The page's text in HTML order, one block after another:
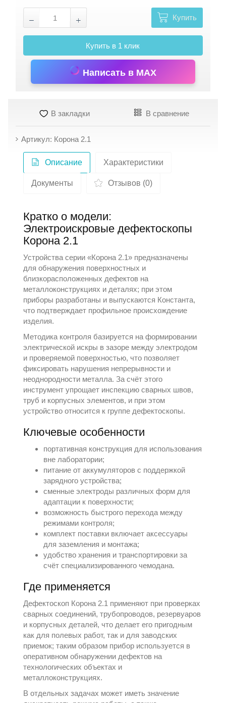
Купить
Купить в 1 клик
Написать в MAX
В закладки В сравнение
Артикул: Корона 2.1
Описание Характеристики
Документы Отзывов (0)
Кратко о модели:
Электроискровые дефектоскопы
Корона 2.1
Устройства серии «Корона 2.1» предназначены
для обнаружения поверхностных и
близкорасположенных дефектов на
металлоконструкциях и деталях; при этом
приборы разработаны и выпускаются Константа,
что подтверждает профильное происхождение
изделия.
Методика контроля базируется на формировании
электрической искры в зазоре между электродом
и проверяемой поверхностью, что позволяет
фиксировать нарушения непрерывности и
неоднородности металла. За счёт этого
инструмент упрощает инспекцию сварных швов,
труб и корпусных элементов, и при этом
устройство относится к группе дефектоскопы.
Ключевые особенности
портативная конструкция для использования
вне лаборатории;
питание от аккумуляторов с поддержкой
зарядного устройства;
сменные электроды различных форм для
адаптации к поверхности;
возможность быстрого перехода между
режимами контроля;
комплект поставки включает аксессуары
для заземления и монтажа;
удобство хранения и транспортировки за
счёт специализированного чемодана.
Где применяется
Дефектоскоп Корона 2.1 применяют при проверках
сварных соединений, трубопроводов, резервуаров
и корпусных деталей, что делает его пригодным
как для полевых работ, так и для заводских
приемок; таким образом прибор используется в
оперативном обнаружении дефектов на
технологических объектах и
металлоконструкциях.
В отдельных задачах может иметь значение